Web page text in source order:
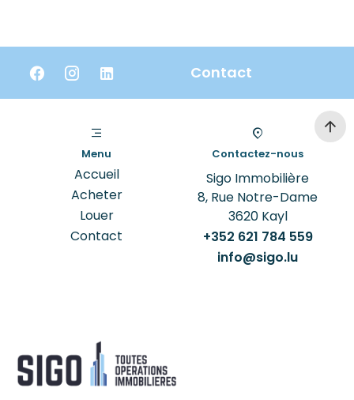
Contact
Menu
Accueil
Acheter
Louer
Contact
Contactez-nous
Sigo Immobilière
8, Rue Notre-Dame
3620Kayl
+352 621 784 559
info@sigo.lu